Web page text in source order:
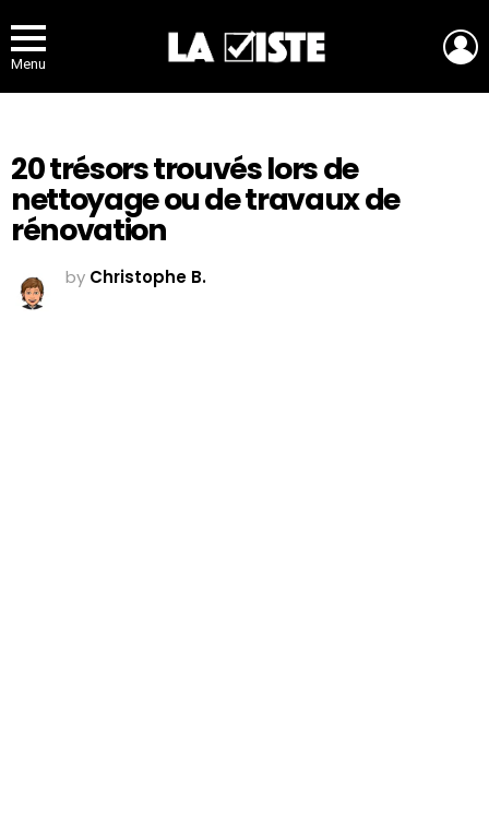
Menu
20 trésors trouvés lors de
nettoyage ou de travaux de
rénovation
by Christophe B.